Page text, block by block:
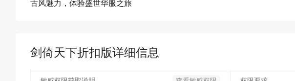
古风魅力，体验盛世华服之旅
剑倚天下折扣版详细信息